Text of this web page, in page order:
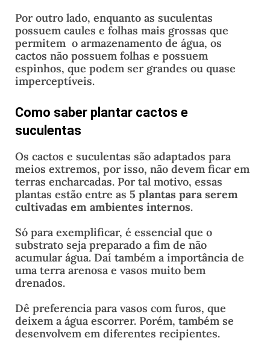
Por outro lado, enquanto as suculentas
possuem caules e folhas mais grossas que
permitem o armazenamento de água, os
cactos não possuem folhas e possuem
espinhos, que podem ser grandes ou quase
imperceptíveis.
Como saber plantar cactos e
suculentas
Os cactos e suculentas são adaptados para
meios extremos, por isso, não devem ficar em
terras encharcadas. Por tal motivo, essas
plantas estão entre as 5 plantas para serem
cultivadas em ambientes internos.
Só para exemplificar, é essencial que o
substrato seja preparado a fim de não
acumular água. Daí também a importância de
uma terra arenosa e vasos muito bem
drenados.
Dê preferencia para vasos com furos, que
deixem a água escorrer. Porém, também se
desenvolvem em diferentes recipientes.